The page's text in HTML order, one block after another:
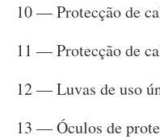
10 — Protecção de
11 — Protecção de
12 — Luvas de uso
13 — Óculos de